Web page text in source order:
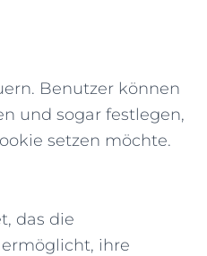
Benutzer können
und sogar festlegen,
setzen möchte.
das die
ihre